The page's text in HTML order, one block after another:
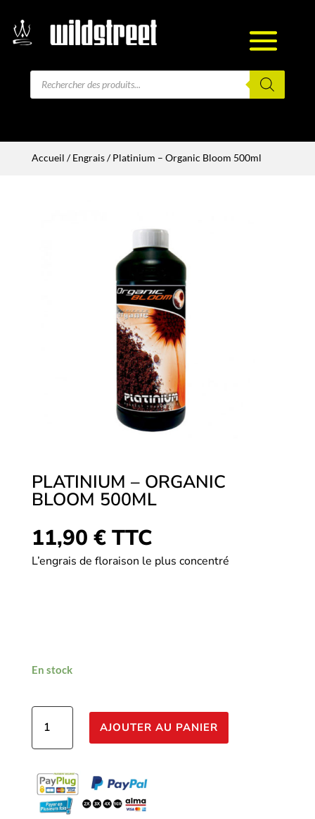
Recherche
Accueil /Engrais/ Platinium – Organic Bloom 500ml
PLATINIUM – ORGANIC
BLOOM 500ML
11,90 € TTC
L’engrais de floraison le plus concentré
En stock
quantité
Platinium
Organic
Bloom
500ml
AJOUTER AU PANIER